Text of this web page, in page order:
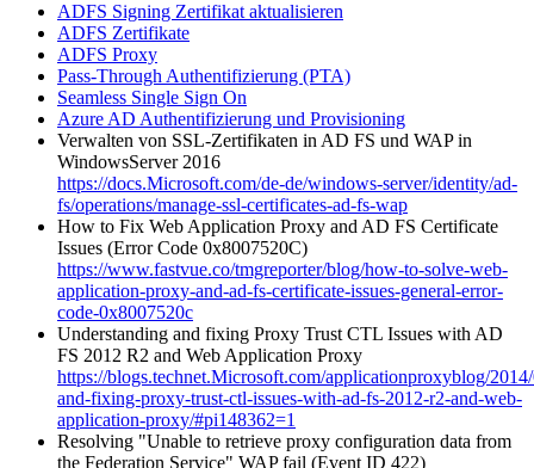
ADFS Signing Zertifikat aktualisieren
ADFS Zertifikate
ADFS Proxy
Pass-Through Authentifizierung (PTA)
Seamless Single Sign On
Azure AD Authentifizierung und Provisioning
Verwalten von SSL-Zertifikaten in AD FS und WAP in
WindowsServer 2016
https://docs.Microsoft.com/de-de/windows-server/identity/ad-
fs/operations/manage-ssl-certificates-ad-fs-wap
How to Fix Web Application Proxy and AD FS Certificate
Issues (Error Code 0x8007520C)
https://www.fastvue.co/tmgreporter/blog/how-to-solve-web-
application-proxy-and-ad-fs-certificate-issues-general-error-
code-0x8007520c
Understanding and fixing Proxy Trust CTL Issues with AD
FS 2012 R2 and Web Application Proxy
https://blogs.technet.Microsoft.com/applicationproxyblog/
and-fixing-proxy-trust-ctl-issues-with-ad-fs-2012-r2-and-web-
application-proxy/#pi148362=1
Resolving "Unable to retrieve proxy configuration data from
the Federation Service" WAP fail (Event ID 422)